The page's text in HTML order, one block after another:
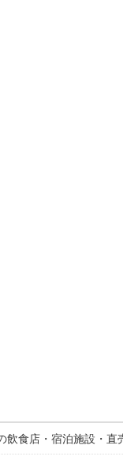
飲食店・宿泊施設・直